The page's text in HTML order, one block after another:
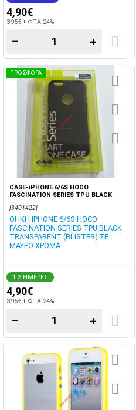
4,90€
3,95€ + ΦΠΑ 24%
− +
ΠΡΟΣΦΟΡΑ
CASE-iPHONE 6/6S HOCO
FASCINATION SERIES TPU BLACK
[3401422]
ΘΗΚΗ IPHONE 6/6S HOCO
FASCINATION SERIES TPU BLACK
TRANSPARENT (BLISTER) ΣΕ
ΜΑΥΡΟ ΧΡΩΜΑ
1-3 ΗΜΕΡΕΣ
4,90€
3,95€ + ΦΠΑ 24%
− +